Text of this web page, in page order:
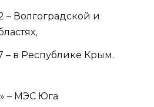
– Волгоградской и
– в Республике Крым.
– МЭС Юга